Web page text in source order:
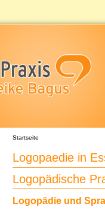
Startseite
Logopaedie in
Logopädische
Logopädie und